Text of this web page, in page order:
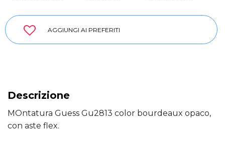
AGGIUNGI AI PREFERITI
Descrizione
MOntatura Guess Gu2813 color bourdeaux opaco,
con aste flex.